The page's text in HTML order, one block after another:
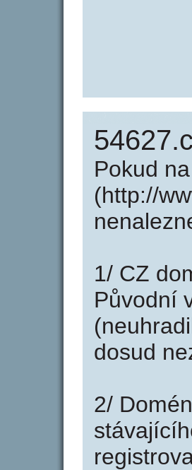
Pokud
(http://
1/ CZ
Původní
dosud
2/